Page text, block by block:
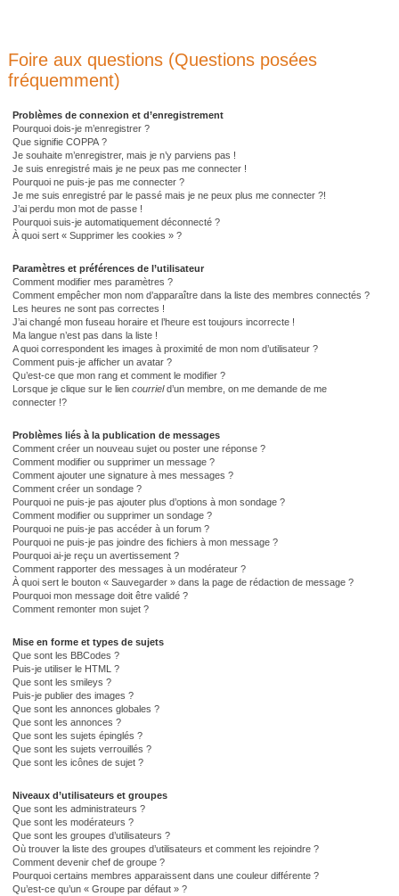
Foire aux questions (Questions posées
fréquemment)
Problèmes de connexion et d’enregistrement
Pourquoi dois-je m’enregistrer ?
Que signifie COPPA ?
Je souhaite m’enregistrer, mais je n’y parviens pas !
Je suis enregistré mais je ne peux pas me connecter !
Pourquoi ne puis-je pas me connecter ?
Je me suis enregistré par le passé mais je ne peux plus me connecter ?!
J’ai perdu mon mot de passe !
Pourquoi suis-je automatiquement déconnecté ?
À quoi sert « Supprimer les cookies » ?
Paramètres et préférences de l’utilisateur
Comment modifier mes paramètres ?
Comment empêcher mon nom d’apparaître dans la liste des membres connectés ?
Les heures ne sont pas correctes !
J’ai changé mon fuseau horaire et l’heure est toujours incorrecte !
Ma langue n’est pas dans la liste !
A quoi correspondent les images à proximité de mon nom d’utilisateur ?
Comment puis-je afficher un avatar ?
Qu’est-ce que mon rang et comment le modifier ?
Lorsque je clique sur le lien courrield’un membre, on me demande de me
connecter !?
Problèmes liés à la publication de messages
Comment créer un nouveau sujet ou poster une réponse ?
Comment modifier ou supprimer un message ?
Comment ajouter une signature à mes messages ?
Comment créer un sondage ?
Pourquoi ne puis-je pas ajouter plus d’options à mon sondage ?
Comment modifier ou supprimer un sondage ?
Pourquoi ne puis-je pas accéder à un forum ?
Pourquoi ne puis-je pas joindre des fichiers à mon message ?
Pourquoi ai-je reçu un avertissement ?
Comment rapporter des messages à un modérateur ?
À quoi sert le bouton « Sauvegarder » dans la page de rédaction de message ?
Pourquoi mon message doit être validé ?
Comment remonter mon sujet ?
Mise en forme et types de sujets
Que sont les BBCodes ?
Puis-je utiliser le HTML ?
Que sont les smileys ?
Puis-je publier des images ?
Que sont les annonces globales ?
Que sont les annonces ?
Que sont les sujets épinglés ?
Que sont les sujets verrouillés ?
Que sont les icônes de sujet ?
Niveaux d’utilisateurs et groupes
Que sont les administrateurs ?
Que sont les modérateurs ?
Que sont les groupes d’utilisateurs ?
Où trouver la liste des groupes d’utilisateurs et comment les rejoindre ?
Comment devenir chef de groupe ?
Pourquoi certains membres apparaissent dans une couleur différente ?
Qu’est-ce qu’un « Groupe par défaut » ?